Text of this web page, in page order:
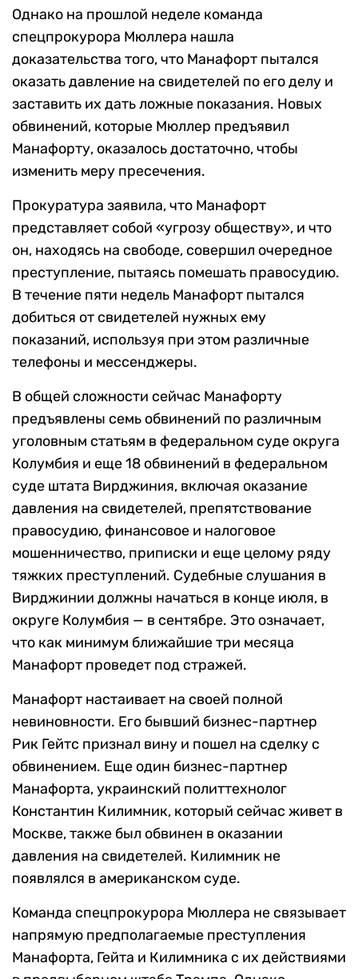
Однако на прошлой неделе команда
спецпрокурора Мюллера нашла
доказательства того, что Манафорт пытался
оказать давление на свидетелей по его делу и
заставить их дать ложные показания. Новых
обвинений, которые Мюллер предъявил
Манафорту, оказалось достаточно, чтобы
изменить меру пресечения.
Прокуратура заявила, что Манафорт
представляет собой «угрозу обществу», и что
он, находясь на свободе, совершил очередное
преступление, пытаясь помешать правосудию.
В течение пяти недель Манафорт пытался
добиться от свидетелей нужных ему
показаний, используя при этом различные
телефоны и мессенджеры.
В общей сложности сейчас Манафорту
предъявлены семь обвинений по различным
уголовным статьям в федеральном суде округа
Колумбия и еще 18 обвинений в федеральном
суде штата Вирджиния, включая оказание
давления на свидетелей, препятствование
правосудию, финансовое и налоговое
мошенничество, приписки и еще целому ряду
тяжких преступлений. Судебные слушания в
Вирджинии должны начаться в конце июля, в
округе Колумбия — в сентябре. Это означает,
что как минимум ближайшие три месяца
Манафорт проведет под стражей.
Манафорт настаивает на своей полной
невиновности. Его бывший бизнес-партнер
Рик Гейтс признал вину и пошел на сделку с
обвинением. Еще один бизнес-партнер
Манафорта, украинский политтехнолог
Константин Килимник, который сейчас живет в
Москве, также был обвинен в оказании
давления на свидетелей. Килимник не
появлялся в американском суде.
Команда спецпрокурора Мюллера не связывает
напрямую предполагаемые преступления
Манафорта, Гейта и Килимника с их действиями